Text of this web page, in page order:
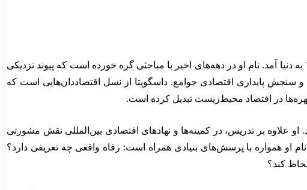
پارتا داسگوپتا، اقتصاددان بنگلادشی–بریتانیایی و یکی از چهره‌های برجسته اقتصاد رفاه، محیط‌زیست و توسعه، در ۱۷ نوامبر ۱۹۴۲ به دنیا آمد. نام او در دهه‌های اخیر با مباحثی گره خورده است که پیوند نزدیکی
و سنجش پایداری اقتصادی جوامع. داسگوپتا از نسل اقتصاددان‌هایی است که
در اقتصاد محیط‌زیست تبدیل کرده است.
او علاوه بر تدریس، در کمیته‌ها و نهادهای اقتصادی بین‌المللی نقش مشورتی
او همواره با پرسش‌های بنیادی همراه است: رفاه واقعی چه تعریفی دارد؟
کند؟